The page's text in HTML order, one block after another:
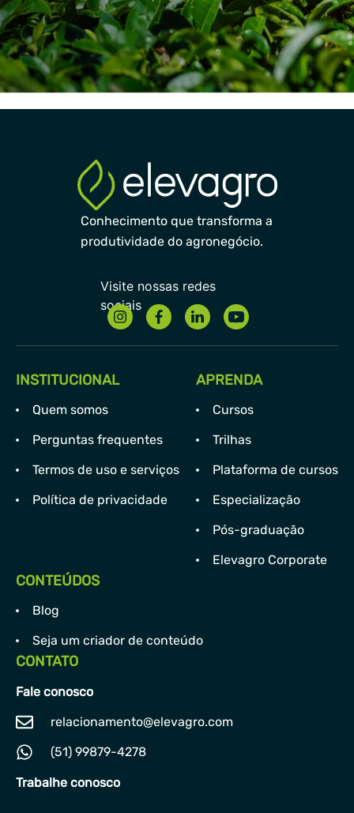
Conhecimento que transforma a
produtividade do agronegócio.
INSTITUCIONAL
Quem somos
Perguntas frequentes
Termos de uso e serviços
Política de privacidade
APRENDA
Cursos
Trilhas
Plataforma de cursos
Especialização
Pós-graduação
Elevagro Corporate
CONTEÚDOS
Blog
Seja um criador de conteúdo
CONTATO
Fale conosco
relacionamento@elevagro.com
(51) 99879-4278
Trabalhe conosco